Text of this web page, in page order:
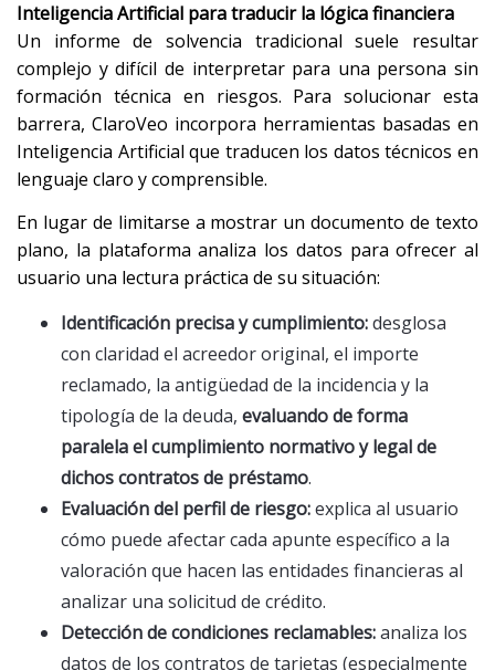
Inteligencia Artificial para traducir la lógica financiera
Un informe de solvencia tradicional suele resultar
complejo y difícil de interpretar para una persona sin
formación técnica en riesgos. Para solucionar esta
barrera, ClaroVeo incorpora herramientas basadas en
Inteligencia Artificial que traducen los datos técnicos en
lenguaje claro y comprensible.
En lugar de limitarse a mostrar un documento de texto
plano, la plataforma analiza los datos para ofrecer al
usuario una lectura práctica de su situación:
Identificación precisa y cumplimiento:desglosa
con claridad el acreedor original, el importe
reclamado, la antigüedad de la incidencia y la
tipología de la deuda, evaluando de forma
paralela el cumplimiento normativo y legal de
dichos contratos de préstamo.
Evaluación del perfil de riesgo:explica al usuario
cómo puede afectar cada apunte específico a la
valoración que hacen las entidades financieras al
analizar una solicitud de crédito.
Detección de condiciones reclamables:analiza los
datos de los contratos de tarjetas (especialmente